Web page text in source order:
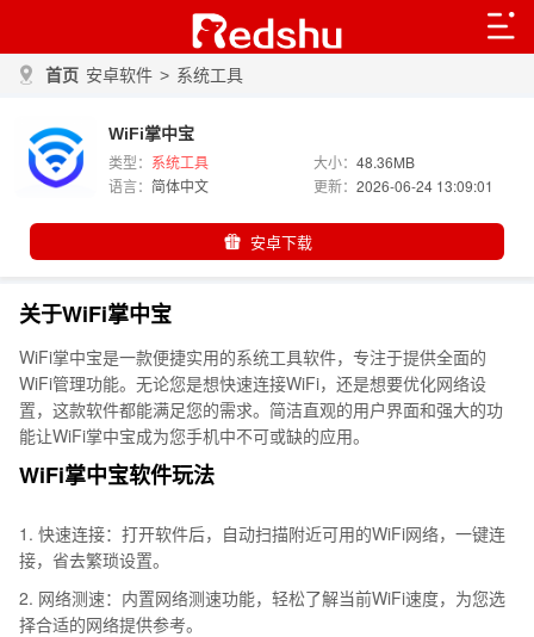
首页 安卓软件 > 系统工具
WiFi掌中宝
类型： 系统工具 大小：48.36MB
语言： 简体中文 更新：2026-06-24 13:09:01
安卓下载
关于WiFi掌中宝
WiFi掌中宝是一款便捷实用的系统工具软件，专注于提供全面的
WiFi管理功能。无论您是想快速连接WiFi，还是想要优化网络设
置，这款软件都能满足您的需求。简洁直观的用户界面和强大的功
能让WiFi掌中宝成为您手机中不可或缺的应用。
WiFi掌中宝软件玩法
1. 快速连接：打开软件后，自动扫描附近可用的WiFi网络，一键连
接，省去繁琐设置。
2. 网络测速：内置网络测速功能，轻松了解当前WiFi速度，为您选
择合适的网络提供参考。